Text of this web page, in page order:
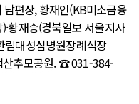
편상, 황재인(KB미소금융
황재승(경북일보 서울지사
림대성심병원장례식장
산추모공원. ☎ 031-384-